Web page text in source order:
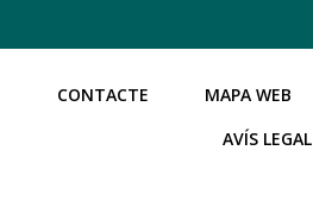
CONTACTE MAPA WEB
AVÍS LEGAL